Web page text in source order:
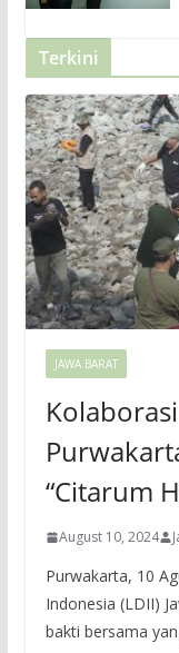
Terkini
JAWA BARAT
“Citarum
August 10, 2024
Purwakarta, 10
Indonesia (LDII)
bakti bersama